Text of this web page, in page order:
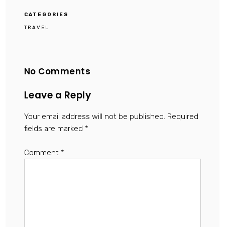
CATEGORIES
TRAVEL
No Comments
Leave a Reply
Your email address will not be published. Required
fields are marked *
Comment *